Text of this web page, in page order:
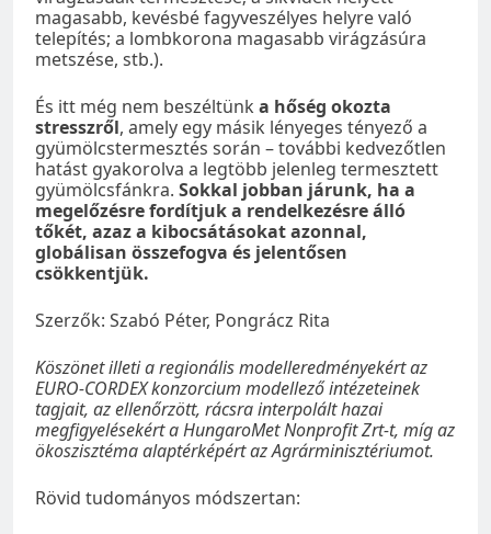
magasabb, kevésbé fagyveszélyes helyre való
telepítés; a lombkorona magasabb virágzásúra
metszése, stb.).
És itt még nem beszéltünk a hőség okozta
stresszről, amely egy másik lényeges tényező a
gyümölcstermesztés során – további kedvezőtlen
hatást gyakorolva a legtöbb jelenleg termesztett
gyümölcsfánkra. Sokkal jobban járunk, ha a
megelőzésre fordítjuk a rendelkezésre álló
tőkét, azaz a kibocsátásokat azonnal,
globálisan összefogva és jelentősen
csökkentjük.
Szerzők: Szabó Péter, Pongrácz Rita
Köszönet illeti a regionális modelleredményekért az
EURO-CORDEX konzorcium modellező intézeteinek
tagjait, az ellenőrzött, rácsra interpolált hazai
megfigyelésekért a HungaroMet Nonprofit Zrt-t, míg az
ökoszisztéma alaptérképért az Agrárminisztériumot.
Rövid tudományos módszertan: